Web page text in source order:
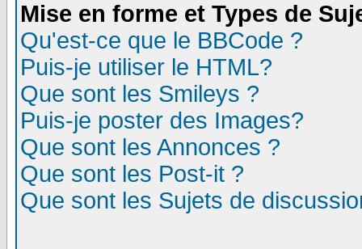
Mise en forme et Types de
Qu'est-ce que le BBCode ?
Puis-je utiliser le HTML?
Que sont les Smileys ?
Puis-je poster des Images?
Que sont les Annonces ?
Que sont les Post-it ?
Que sont les Sujets de